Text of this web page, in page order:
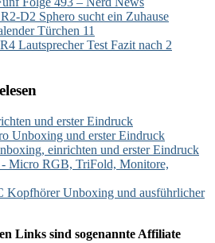
D2 Sphero sucht ein Zuhause
Türchen 11
Lautsprecher Test Fazit nach 2
und erster Eindruck
Unboxing und erster Eindruck
einrichten und erster Eindruck
- Micro RGB, TriFold, Monitore,
Kopfhörer Unboxing und ausführlicher
Links sind sogenannte Affiliate